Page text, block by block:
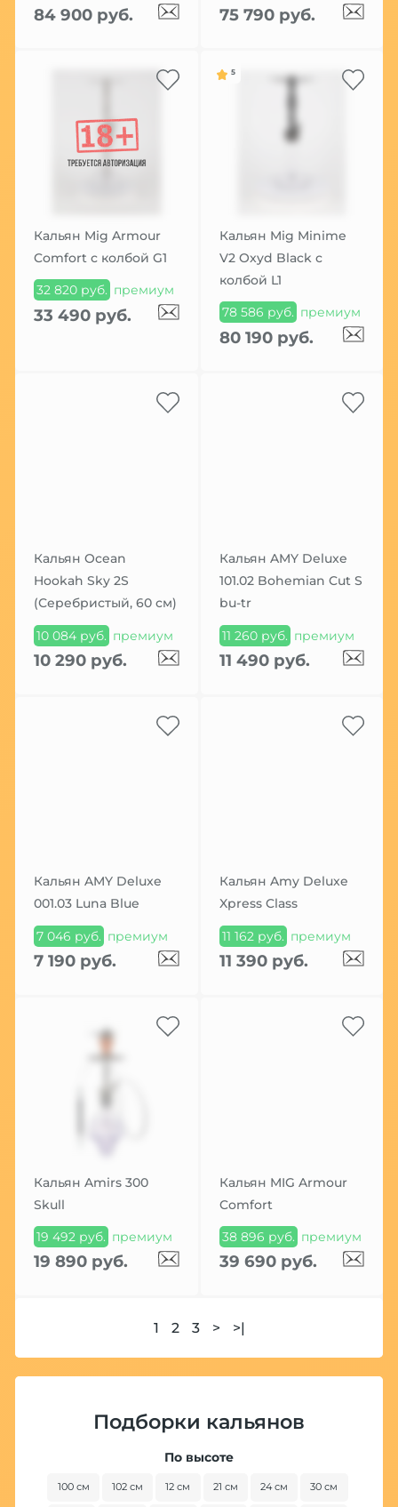
84 900 руб. 75 790 руб.
Кальян Mig Armour
Comfort с колбой G1
32 820 руб. премиум
33 490 руб.
5
Кальян Mig Minime
V2 Oxyd Black с
колбой L1
78 586 руб. премиум
80 190 руб.
Кальян Ocean
Hookah Sky 2S
(Серебристый, 60 см)
10 084 руб. премиум
10 290 руб.
Кальян AMY Deluxe
101.02 Bohemian Cut S
bu-tr
11 260 руб. премиум
11 490 руб.
Кальян AMY Deluxe
001.03 Luna Blue
7 046 руб. премиум
7 190 руб.
Кальян Amy Deluxe
Xpress Class
11 162 руб. премиум
11 390 руб.
Кальян Amirs 300
Skull
19 492 руб. премиум
19 890 руб.
Кальян MIG Armour
Comfort
38 896 руб. премиум
39 690 руб.
1 2 3 > >|
Подборки кальянов
По высоте
100 см 102 см 12 см 21 см 24 см 30 см